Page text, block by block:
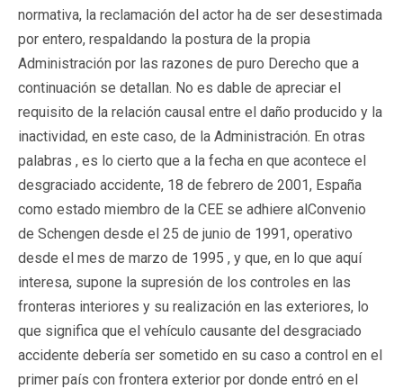
normativa, la reclamación del actor ha de ser desestimada
por entero, respaldando la postura de la propia
Administración por las razones de puro Derecho que a
continuación se detallan. No es dable de apreciar el
requisito de la relación causal entre el daño producido y la
inactividad, en este caso, de la Administración. En otras
palabras , es lo cierto que a la fecha en que acontece el
desgraciado accidente, 18 de febrero de 2001, España
como estado miembro de la CEE se adhiere alConvenio
de Schengen desde el 25 de junio de 1991, operativo
desde el mes de marzo de 1995 , y que, en lo que aquí
interesa, supone la supresión de los controles en las
fronteras interiores y su realización en las exteriores, lo
que significa que el vehículo causante del desgraciado
accidente debería ser sometido en su caso a control en el
primer país con frontera exterior por donde entró en el